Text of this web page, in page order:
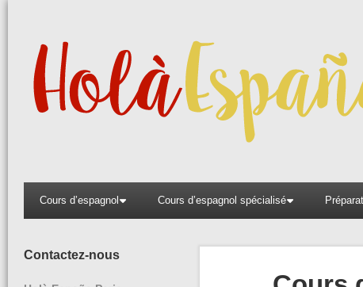
contenu
Cours d’espagnol Cours d’espagnol spécialisé
Contactez-nous